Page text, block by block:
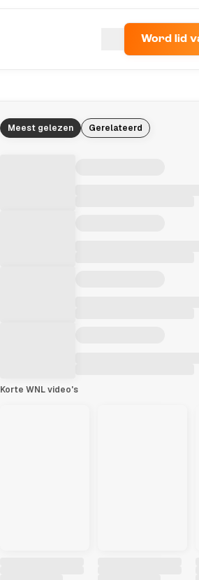
Word lid
Meest gelezen Gerelateerd
Korte WNL video's